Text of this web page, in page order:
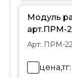
Модуль
арт.ПРМ-
Арт: ПРМ-
цена,тг: